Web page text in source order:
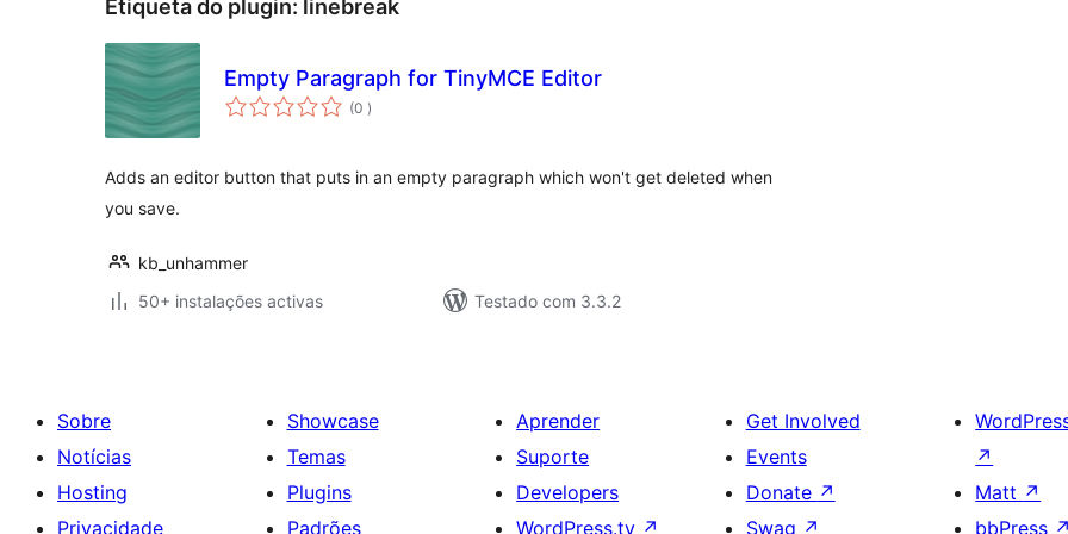
Etiqueta do plugin: linebreak
Empty Paragraph for TinyMCE Editor
(0 classificações
)
Adds an editor button that puts in an empty paragraph which won't get deleted when
you save.
kb_unhammer
50+ instalações activas
Testado com 3.3.2
Sobre
Notícias
Hosting
Privacidade
Showcase
Temas
Plugins
Padrões
Aprender
Suporte
Developers
WordPress.tv ↗
Get Involved
Events
Donate ↗
Swag ↗
↗
Matt ↗
bbPress ↗